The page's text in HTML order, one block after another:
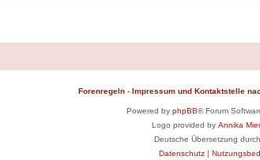
Forenregeln - Impressum und Kontaktstelle
Powered by phpBB® Forum
Logo provided by Annika
Deutsche Übersetzung durch
Datenschutz|